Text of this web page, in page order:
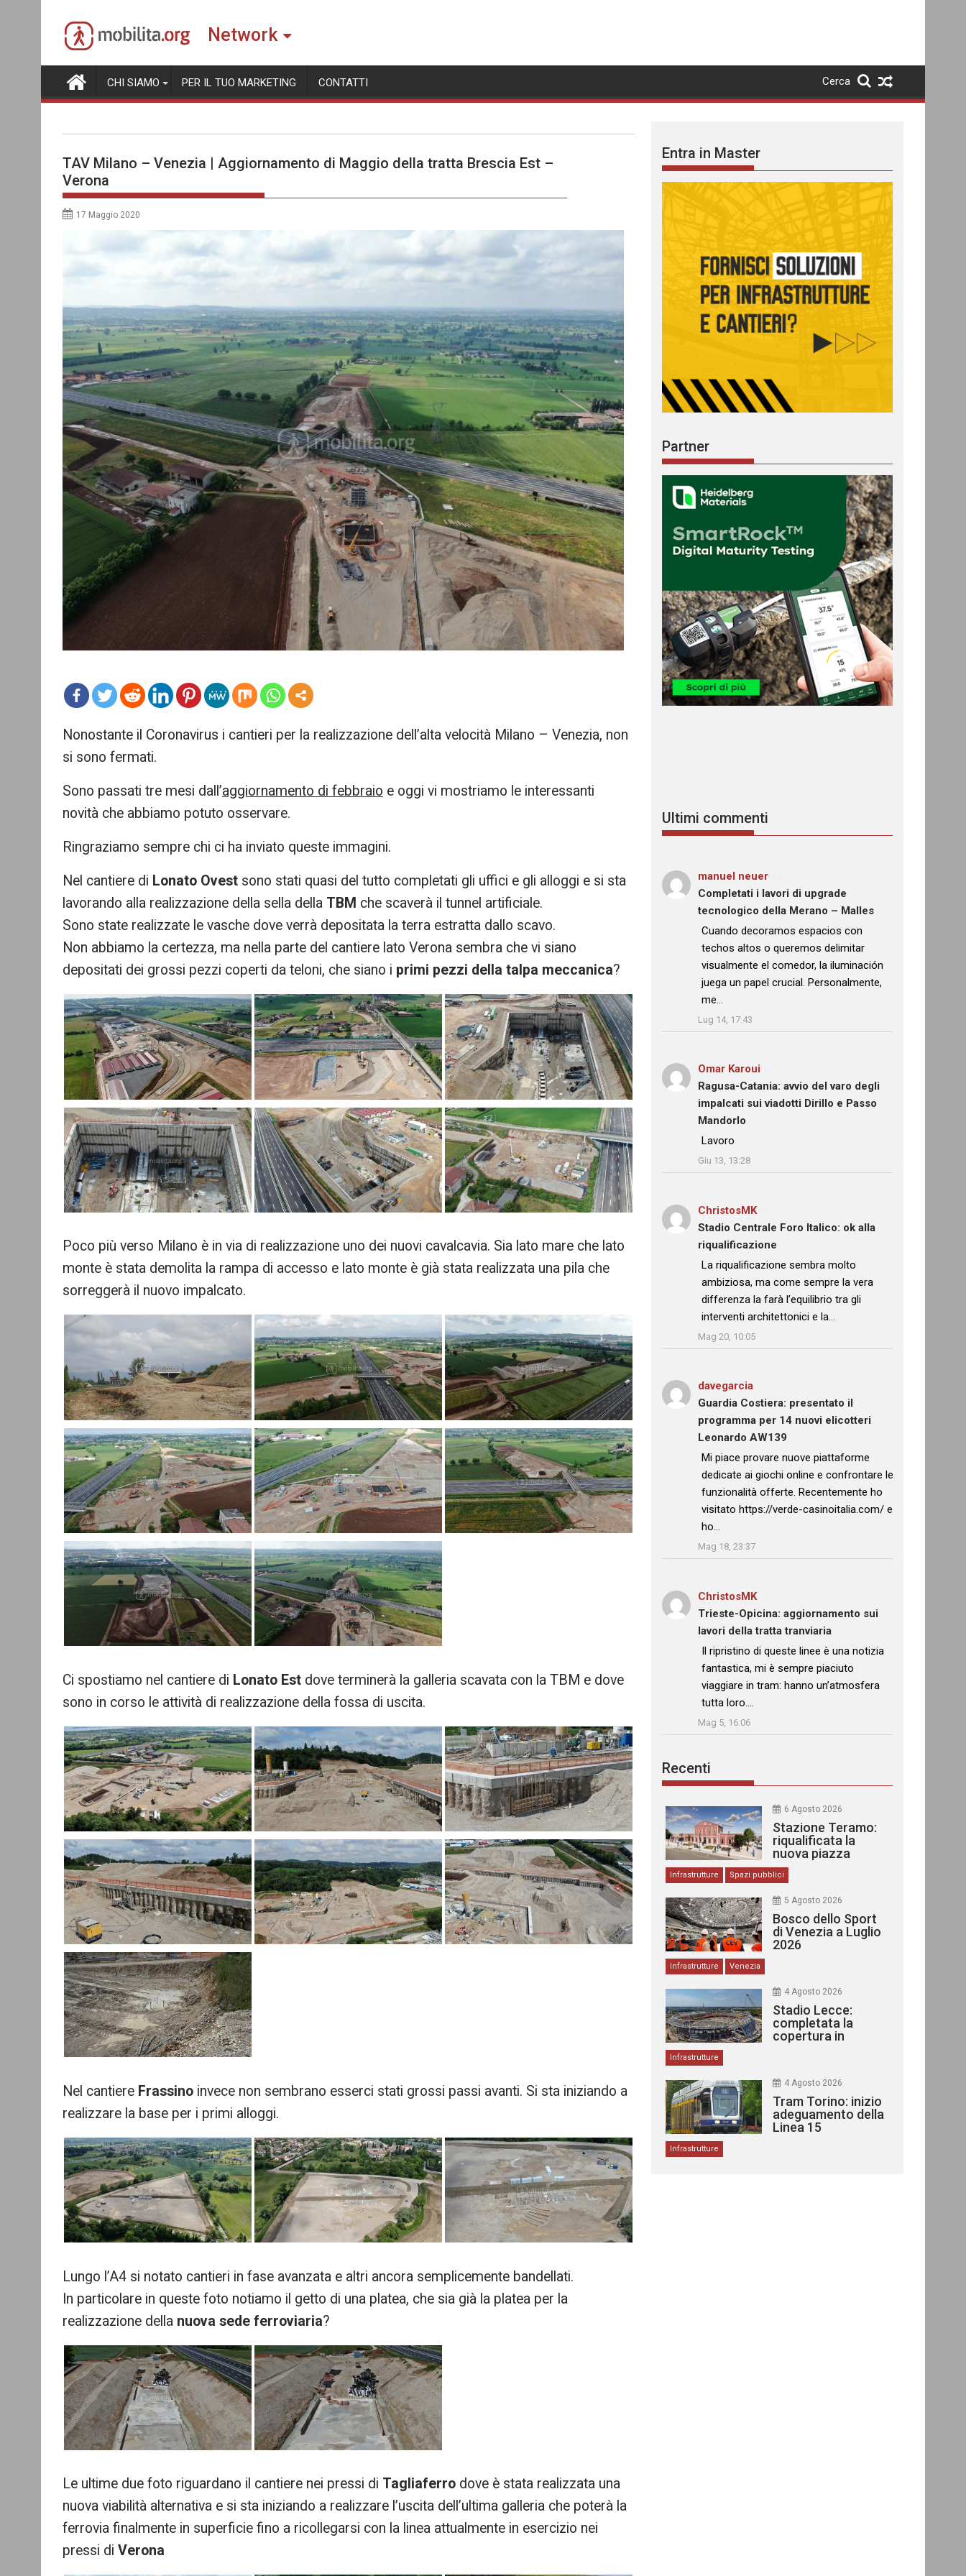
content
Network
CHI SIAMO PER IL TUO MARKETING CONTATTI Cerca
TAV Milano – Venezia | Aggiornamento di Maggio della tratta Brescia Est –
Verona
17 Maggio 2020
re
Nonostante il Coronavirus i cantieri per la realizzazione dell’alta velocità Milano – Venezia, non
si sono fermati.
Sono passati tre mesi dall’aggiornamento di febbraio e oggi vi mostriamo le interessanti
novità che abbiamo potuto osservare.
Ringraziamo sempre chi ci ha inviato queste immagini.
Nel cantiere di Lonato Ovest sono stati quasi del tutto completati gli uffici e gli alloggi e si sta
lavorando alla realizzazione della sella della TBM che scaverà il tunnel artificiale.
Sono state realizzate le vasche dove verrà depositata la terra estratta dallo scavo.
Non abbiamo la certezza, ma nella parte del cantiere lato Verona sembra che vi siano
depositati dei grossi pezzi coperti da teloni, che siano i primi pezzi della talpa meccanica?
Poco più verso Milano è in via di realizzazione uno dei nuovi cavalcavia. Sia lato mare che lato
monte è stata demolita la rampa di accesso e lato monte è già stata realizzata una pila che
sorreggerà il nuovo impalcato.
Ci spostiamo nel cantiere di Lonato Est dove terminerà la galleria scavata con la TBM e dove
sono in corso le attività di realizzazione della fossa di uscita.
Nel cantiere Frassino invece non sembrano esserci stati grossi passi avanti. Si sta iniziando a
realizzare la base per i primi alloggi.
Lungo l’A4 si notato cantieri in fase avanzata e altri ancora semplicemente bandellati.
In particolare in queste foto notiamo il getto di una platea, che sia già la platea per la
realizzazione della nuova sede ferroviaria?
Le ultime due foto riguardano il cantiere nei pressi di Tagliaferro dove è stata realizzata una
nuova viabilità alternativa e si sta iniziando a realizzare l’uscita dell’ultima galleria che poterà la
ferrovia finalmente in superficie fino a ricollegarsi con la linea attualmente in esercizio nei
pressi di Verona
Entra in Master
Partner
Ultimi commenti
manuel neuer
Completati i lavori di upgrade
tecnologico della Merano – Malles
: “
Cuando decoramos espacios con
techos altos o queremos delimitar
visualmente el comedor, la iluminación
juega un papel crucial. Personalmente,
me…
Lug 14, 17:43
Omar Karoui
Ragusa-Catania: avvio del varo degli
impalcati sui viadotti Dirillo e Passo
Mandorlo
: “Lavoro
Giu 13, 13:28
ChristosMKsu
Stadio Centrale Foro Italico: ok alla
riqualificazione
: “La riqualificazione sembra molto
ambiziosa, ma come sempre la vera
differenza la farà l’equilibrio tra gli
interventi architettonici e la…
Mag 20, 10:05
davegarcia
Guardia Costiera: presentato il
programma per 14 nuovi elicotteri
Leonardo AW139
: “
Mi piace provare nuove piattaforme
dedicate ai giochi online e confrontare le
funzionalità offerte. Recentemente ho
visitato https://verde-casinoitalia.com/ e
ho…
Mag 18, 23:37
ChristosMKsu
Trieste-Opicina: aggiornamento sui
lavori della tratta tranviaria
: “
Il ripristino di queste linee è una notizia
fantastica, mi è sempre piaciuto
viaggiare in tram: hanno un’atmosfera
tutta loro.…
Mag 5, 16:06
Recenti
6 Agosto 2026
Stazione Teramo:
riqualificata la
nuova piazza
urbana
Infrastrutture Spazi pubblici
5 Agosto 2026
Bosco dello Sport
di Venezia a Luglio
2026
Infrastrutture Venezia
4 Agosto 2026
Stadio Lecce:
completata la
copertura in
Infrastrutture
4 Agosto 2026
Tram Torino: inizio
adeguamento della
Linea 15
Infrastrutture